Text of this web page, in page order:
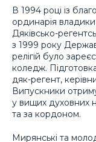
В 1994 році із
ординарія
Дяківсько-
з 1999 року
релігій було
коледж.
дяк-регент,
Випускники
у вищих духовних
та за кордоном.
Мирянські та